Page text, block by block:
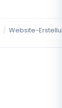
/ Website-